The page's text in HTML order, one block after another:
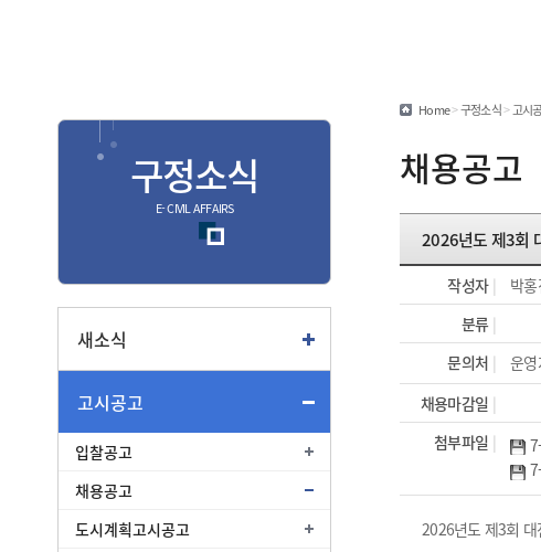
민원편람/서식
안전신문고
종합민원
종합민원안내
교통
구정소식
E- CIVIL AFFAIRS
새소식
고시공고
입찰공고
채용공고
도시계획고시공고
Home>구정소식>고시
채용공고
2026년도 제3회
작성자 | 박홍
분류 |
문의처 | 운
채용마감일 |
첨부파일 |
2026년도 제3회 대